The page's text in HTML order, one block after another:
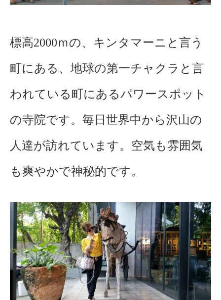
標高2000ｍの、キンタマーニと言う
町にある、地球の第一チャクラと言
われている町にあるパワースポット
の寺院です。毎日世界中から沢山の
人達が訪れています。空気も雰囲気
も爽やかで神秘的です。